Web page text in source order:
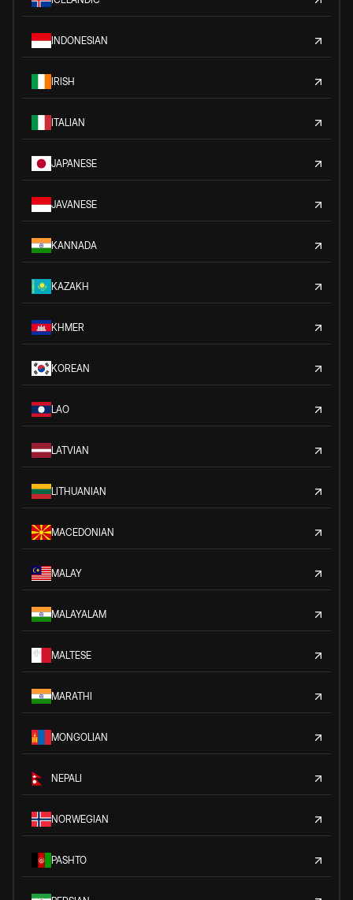
INDONESIAN
IRISH
ITALIAN
JAPANESE
JAVANESE
KANNADA
KAZAKH
KHMER
KOREAN
LAO
LATVIAN
LITHUANIAN
MACEDONIAN
MALAY
MALAYALAM
MALTESE
MARATHI
MONGOLIAN
NEPALI
NORWEGIAN
PASHTO